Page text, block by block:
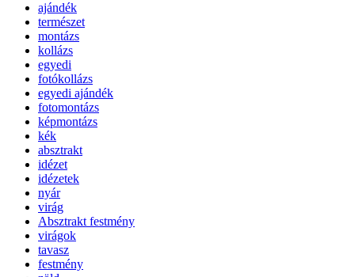
ajándék
természet
montázs
kollázs
egyedi
fotókollázs
egyedi ajándék
fotomontázs
képmontázs
kék
absztrakt
idézet
idézetek
nyár
virág
Absztrakt festmény
virágok
tavasz
festmény